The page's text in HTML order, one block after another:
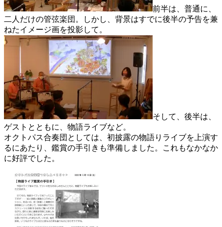
前半は、普通に、
二人だけの管弦楽団。しかし、背景はすでに後半の予告を兼
ねたイメージ画を投影して。
そして、後半は、
ゲストとともに、物語ライブなど。
オクトパス合奏団としては、初披露の物語りライブを上演す
るにあたり、鑑賞の手引きも準備しました。これもなかなか
に好評でした。